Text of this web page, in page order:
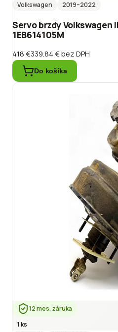
Volkswagen
2019–2022
Servo brzdy Volkswagen
1EB614105M
418 €339.84 €bez DPH
Do košíka
12 mes. záruka
1 ks